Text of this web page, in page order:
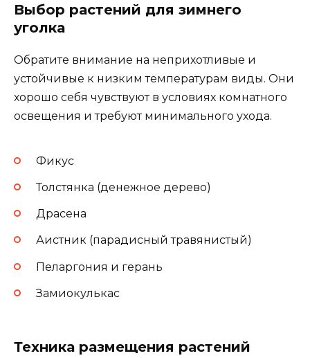
Выбор растений для зимнего
уголка
Обратите внимание на неприхотливые и
устойчивые к низким температурам виды. Они
хорошо себя чувствуют в условиях комнатного
освещения и требуют минимального ухода.
Фикус
Толстянка (денежное дерево)
Драсена
Аистник (парадисный травянистый)
Пеларгония и герань
Замиокулькас
Техника размещения растений